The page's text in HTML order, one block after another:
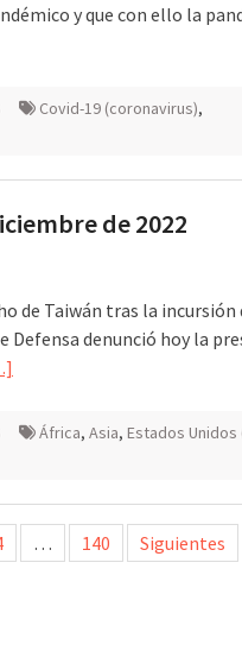
y que con ello la
Covid-19 (coronavirus),
de 2022
de Taiwán tras la incursión
denunció hoy la
África, Asia, Estados Unidos
… 140 Siguientes